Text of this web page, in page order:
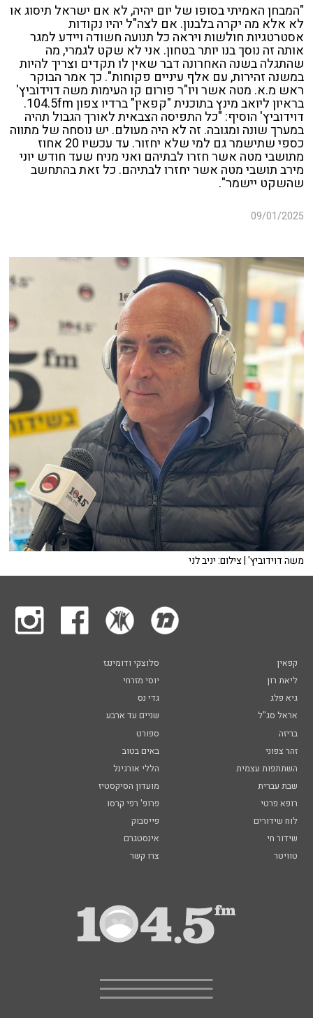
"המבחן האמיתי בסופו של יום יהיה, לא אם ישראל תיסוג או
לא אלא מה יקרה בלבנון. אם לצה"ל יהיו נקודות
אסטרטגיות חולשות ויראה כל תנועה חשודה ויידע למגר
אותה זה נוסך בנו יותר בטחון. אני לא שקט לגמרי, מה
שהתגלה בשנה האחרונה דבר שאין לו תקדים וצריך להיות
במשנה זהירות, עם אלף עיניים פקוחות". כך אמר הבוקר
ראש מ.א. מטה אשר ויו"ר פורום קו העימות משה דוידוביץ'
בראיון ליואב מינץ בתוכנית "קפאין" ברדיו צפון 104.5fm.
דוידוביץ' הוסיף: "כל התפיסה הצבאית לאורך הגבול תהיה
במערך שונה ומגובה. זה לא היה מעולם. יש נוסחה של מתווה
כספי שתישמר גם למי שלא יחזור. עד עכשיו 20 אחוז
מתושבי מטה אשר חזרו לבתיהם ואני מניח שעד חודש יוני
מירב תושבי מטה אשר יחזרו לבתיהם. כל זאת בהתחשב
שהשקט יישמר".
09/01/2025
משה דוידוביץ' | צילום: יניב לני
קפאין
סלוצקי ודומינגז
ליאת רון
יוסי מזרחי
גיא פלג
גדי נס
אראל סג"ל
שניים עד ארבע
בריזה
ספורט
זהר צפוני
באים בטוב
השתתפות עצמית
הללי אורגינל
שבת עברית
מועדון הסיקסטיז
רופא פרטי
פרופ' רפי קרסו
לוח שידורים
פייסבוק
שידור חי
אינסטגרם
טוויטר
צרו קשר